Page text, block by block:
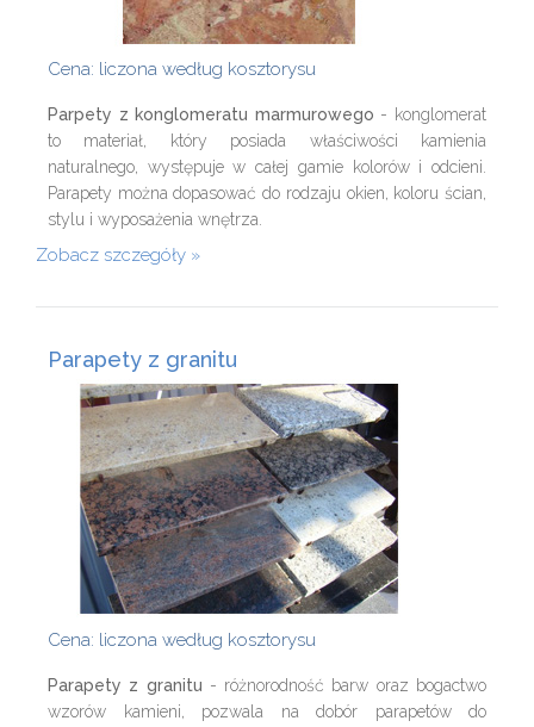
Cena: liczona według kosztorysu
Parpety z konglomeratu marmurowego - konglomerat
to materiał, który posiada właściwości kamienia
naturalnego, występuje w całej gamie kolorów i odcieni.
Parapety można dopasować do rodzaju okien, koloru ścian,
stylu i wyposażenia wnętrza.
Zobacz szczegóły
Parapety z granitu
Cena: liczona według kosztorysu
Parapety z granitu - różnorodność barw oraz bogactwo
wzorów kamieni, pozwala na dobór parapetów do